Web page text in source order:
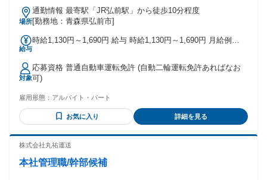
場所
通勤情報 最寄駅「JR弘前駅」から徒歩10分程度
[勤務地：青森県弘前市]
給与
時給1,130円～1,690円 給与 時給1,130円～1,690円 月給例
対象
応募資格 普通自動車運転免許 (自動二輪運転免許あればなお
可)
雇用形態： アルバイト・パート
お気に入り 詳細を見る
株式会社丸祐運送
本社管理職/幹部候補